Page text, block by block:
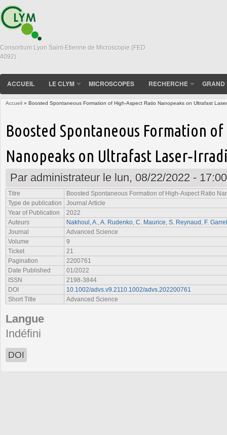
Consortium Lyon Saint-Etienne de Microscopie (FED
4092)
ACCUEIL LE CLYM MICROSCOPES RECHERCHE GRAND
Accueil » Boosted Spontaneous Formation of High‐Aspect Ratio Nanopeaks on Ultrafast
Boosted Spontaneous Formation
Nanopeaks on Ultrafast
Par administrateurle lun, 08/22/2022 - 17:00
Titre
Boosted Spontaneous Formation of High‐Aspect Ratio
Type de publication
Journal Article
Year of Publication
2022
Auteurs
Nakhoul, A. A. Rudenko C. Maurice S. Reynaud F.
Journal
Advanced Science
Volume
9
Ticket
21
Pagination
2200761
Date Published
01/2022
ISSN
2198-3844
DOI
10.1002/advs.v9.2110.1002/advs.202200761
Short Title
Advanced Science
Langue
Indéfini
DOI